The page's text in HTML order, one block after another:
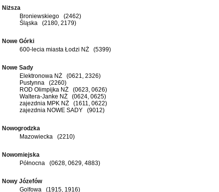
Niższa
Broniewskiego (2462)
Śląska (2180, 2179)
Nowe Górki
600-lecia miasta Łodzi NŻ (5399)
Nowe Sady
Elektronowa NŻ (0621, 2326)
Pustynna (2260)
ROD Olimpijka NŻ (0623, 0626)
Waltera-Janke NŻ (0624, 0625)
zajezdnia MPK NŻ (1611, 0622)
zajezdnia NOWE SADY (9012)
Nowogrodzka
Mazowiecka (2210)
Nowomiejska
Północna (0628, 0629, 4883)
Nowy Józefów
Golfowa (1915, 1916)